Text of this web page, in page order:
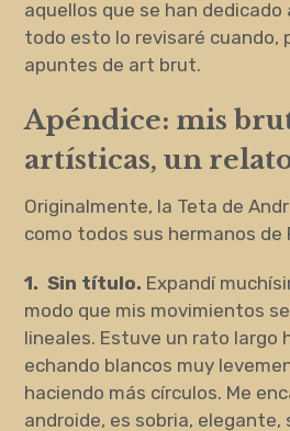
aquellos que se han
todo esto lo revisaré cuando,
apuntes de art brut.
Apéndice: mis
artísticas, un
Originalmente, la Teta de
como todos sus hermanos
1. Sin título. Expandí
modo que mis movimientos
lineales. Estuve un rato largo
echando blancos muy
haciendo más círculos. Me
androide, es sobria, elegante,